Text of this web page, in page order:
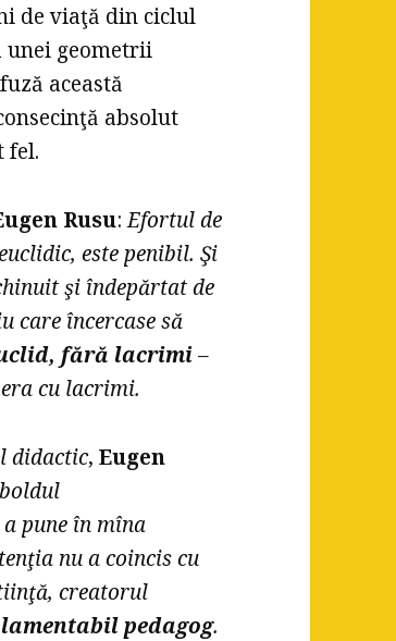
de viaţă din ciclul
unei geometrii
această
absolut
fel.
Rusu:Efortul de
este penibil. Şi
şi îndepărtat de
care încercase să
fără lacrimi–
cu lacrimi.
didactic,Eugen
a pune în mîna
nu a coincis cu
creatorul
lamentabil pedagog.